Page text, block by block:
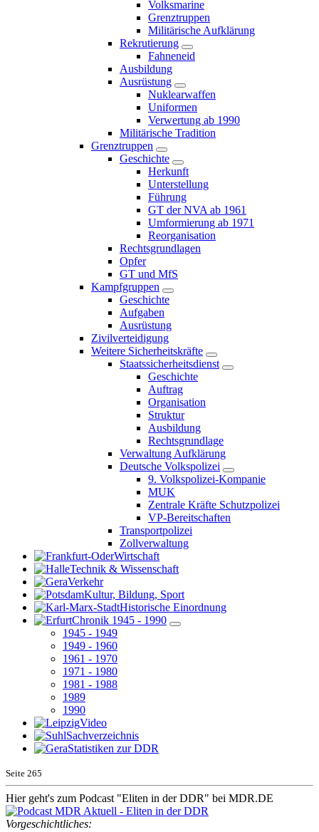
Volksmarine
Grenztruppen
Militärische Aufklärung
Rekrutierung
Fahneneid
Ausbildung
Ausrüstung
Nuklearwaffen
Uniformen
Verwertung ab 1990
Militärische Tradition
Grenztruppen
Geschichte
Herkunft
Unterstellung
Führung
GT der NVA ab 1961
Umformierung ab 1971
Reorganisation
Rechtsgrundlagen
Opfer
GT und MfS
Kampfgruppen
Geschichte
Aufgaben
Ausrüstung
Zivilverteidigung
Weitere Sicherheitskräfte
Staatssicherheitsdienst
Geschichte
Auftrag
Organisation
Struktur
Ausbildung
Rechtsgrundlage
Verwaltung Aufklärung
Deutsche Volkspolizei
9. Volkspolizei-Kompanie
MUK
Zentrale Kräfte Schutzpolizei
VP-Bereitschaften
Transportpolizei
Zollverwaltung
Wirtschaft
Technik & Wissenschaft
Verkehr
Kultur, Bildung, Sport
Historische Einordnung
Chronik 1945 - 1990
1945 - 1949
1949 - 1960
1961 - 1970
1971 - 1980
1981 - 1988
1989
1990
Video
Sachverzeichnis
Statistiken zur DDR
Seite 265
Hier geht's zum Podcast "Eliten in der DDR" bei MDR.DE
Vorgeschichtliches: